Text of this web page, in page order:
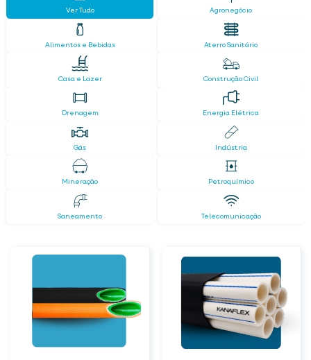
Ver Tudo Agronegócio
Alimentos e Bebidas Aterro Sanitário
Casa e Lazer Construção Civil
Drenagem Energia Elétrica
Gás Indústria
Mineração Petroquímico
Saneamento Telecomunicação